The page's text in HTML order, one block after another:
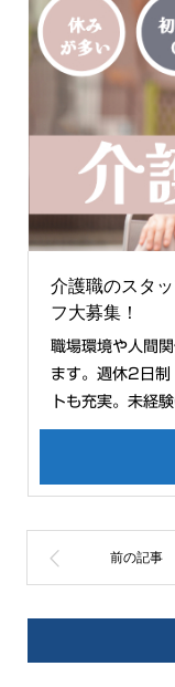
介護職のスタ
フ大募集！
職場環境や人間
ます。週休2日制
トも充実。未経験